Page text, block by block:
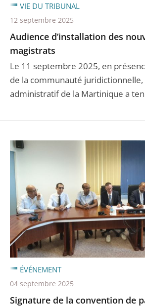
Audience d’installation des
magistrats
Le 11 septembre 2025, en
de la communauté
administratif de la Martinique a
VIE DU TRIBUNAL
12 septembre 2025
Signature de la convention de
ÉVÉNEMENT
04 septembre 2025